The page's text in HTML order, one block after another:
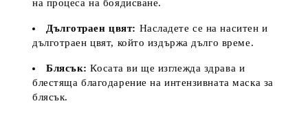
на процеса на боядисване.
Дълготраен цвят: Насладете се на наситен и
дълготраен цвят, който издържа дълго време.
Блясък: Косата ви ще изглежда здрава и
блестяща благодарение на интензивната маска за
блясък.